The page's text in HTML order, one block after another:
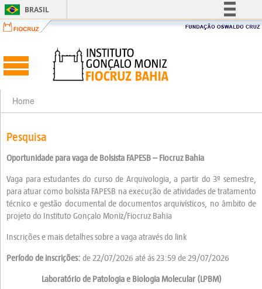
BRASIL
Simplifique!
Acesso à informação
Canais
Home
Pesquisa
Oportunidade para vaga de Bolsista FAPESB – Fiocruz Bahia
Vaga para estudantes do curso de Arquivologia, a partir do 3º semestre,
para atuar como bolsista FAPESB na execução de atividades de tratamento
técnico e gestão documental de documentos arquivísticos, no âmbito de
projeto do Instituto Gonçalo Moniz/Fiocruz Bahia
Inscrições e mais detalhes sobre a vaga através do link
Período de inscrições: de 22/07/2026 até ás 23:59 de 29/07/2026
Laboratório de Patologia e Biologia Molecular (LPBM)